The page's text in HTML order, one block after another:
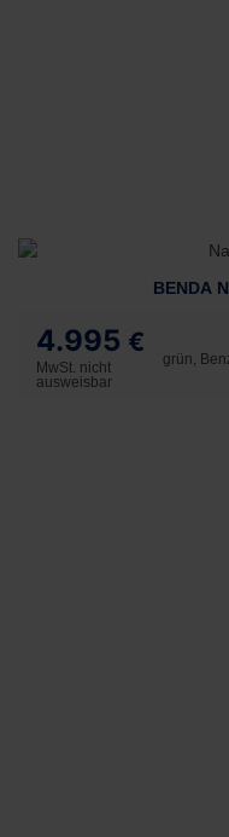
BENDA
4.995 €
MwSt. nicht
ausweisbar
grün,